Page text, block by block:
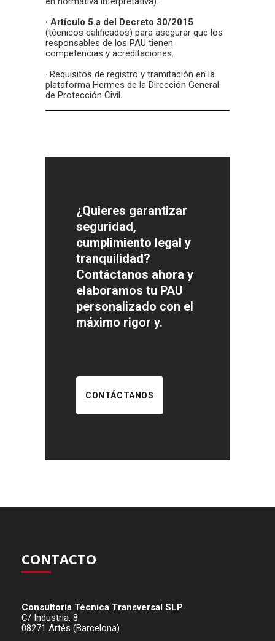
· Artículo 5.a del Decreto 30/2015
(técnicos calificados) para asegurar que los
responsables de los PAU tienen
competencias y acreditaciones.
· Requisitos de registro y tramitación en la
plataforma Hermes de la Dirección General
de Protección Civil.
¿Quieres garantizar
seguridad,
cumplimiento legal y
tranquilidad?
Contáctanos ahora y
elaboramos tu PAU
personalizado con el
máximo rigor y.
CONTÁCTANOS
CONTACTO
Consultoria Tècnica Transversal SLP
C/ Industria, 8
08271 Artés (Barcelona)